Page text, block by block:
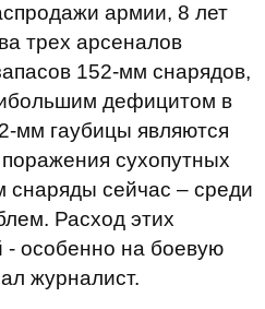
армии, 8 лет
трех арсеналов
152-мм снарядов,
дефицитом в
мм гаубицы являются
сухопутных
сейчас – среди
Расход этих
- особенно на боевую
журналист.